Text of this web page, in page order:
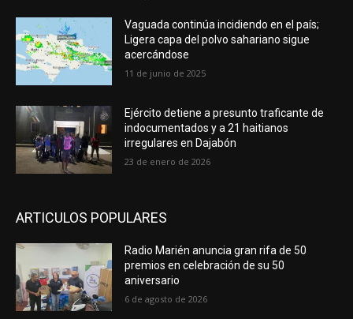
Vaguada continúa incidiendo en el país;
Ligera capa del polvo sahariano sigue
acercándose
11 de junio de 2025
Ejército detiene a presunto traficante de
indocumentados y a 21 haitianos
irregulares en Dajabón
23 de enero de 2026
ARTICULOS POPULARES
Radio Marién anuncia gran rifa de 50
premios en celebración de su 50
aniversario
6 de agosto de 2026